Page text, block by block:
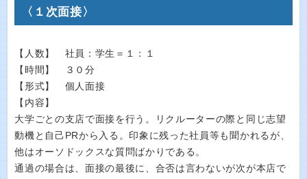
〈１次面接〉
【人数】 社員：学生＝１：１
【時間】 ３０分
【形式】 個人面接
【内容】
大学ごとの支店で面接を行う。リクルーターの際と同じ志望
動機と自己PRから入る。印象に残った社員等も聞かれるが、
他はオーソドックスな質問ばかりである。
通過の場合は、面接の最後に、合否は言わないが次が本店で